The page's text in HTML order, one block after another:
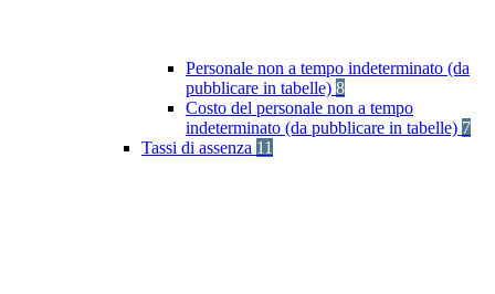
Personale non a tempo indeterminato (da
pubblicare in tabelle) 8
Costo del personale non a tempo
indeterminato (da pubblicare in tabelle) 7
Tassi di assenza 11